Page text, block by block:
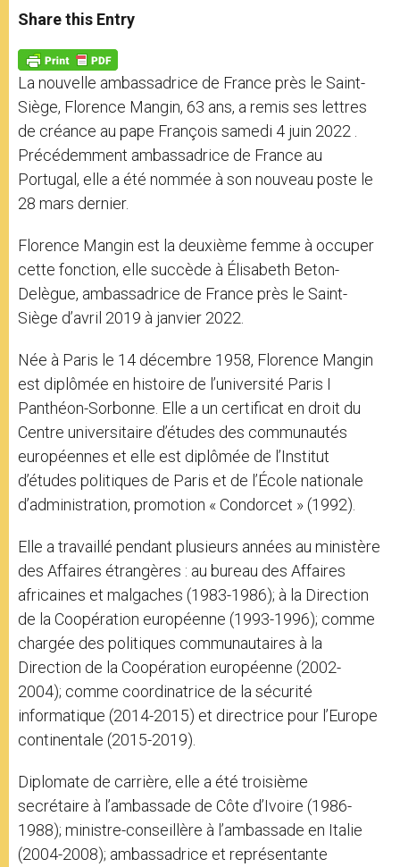
t
s
p
p
s
e
g
e
r
e
b
o
k
Share this Entry
La nouvelle ambassadrice de France près le Saint-
Siège, Florence Mangin, 63 ans, a remis ses lettres
de créance au pape François samedi 4 juin 2022 .
Précédemment ambassadrice de France au
Portugal, elle a été nommée à son nouveau poste le
28 mars dernier.
Florence Mangin est la deuxième femme à occuper
cette fonction, elle succède à Élisabeth Beton-
Delègue, ambassadrice de France près le Saint-
Siège d’avril 2019 à janvier 2022.
Née à Paris le 14 décembre 1958, Florence Mangin
est diplômée en histoire de l’université Paris I
Panthéon-Sorbonne. Elle a un certificat en droit du
Centre universitaire d’études des communautés
européennes et elle est diplômée de l’Institut
d’études politiques de Paris et de l’École nationale
d’administration, promotion « Condorcet » (1992).
Elle a travaillé pendant plusieurs années au ministère
des Affaires étrangères : au bureau des Affaires
africaines et malgaches (1983-1986); à la Direction
de la Coopération européenne (1993-1996); comme
chargée des politiques communautaires à la
Direction de la Coopération européenne (2002-
2004); comme coordinatrice de la sécurité
informatique (2014-2015) et directrice pour l’Europe
continentale (2015-2019).
Diplomate de carrière, elle a été troisième
secrétaire à l’ambassade de Côte d’Ivoire (1986-
1988); ministre-conseillère à l’ambassade en Italie
(2004-2008); ambassadrice et représentante